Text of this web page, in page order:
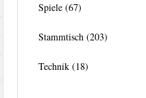
Spiele (67)
Stammtisch (203)
Technik (18)